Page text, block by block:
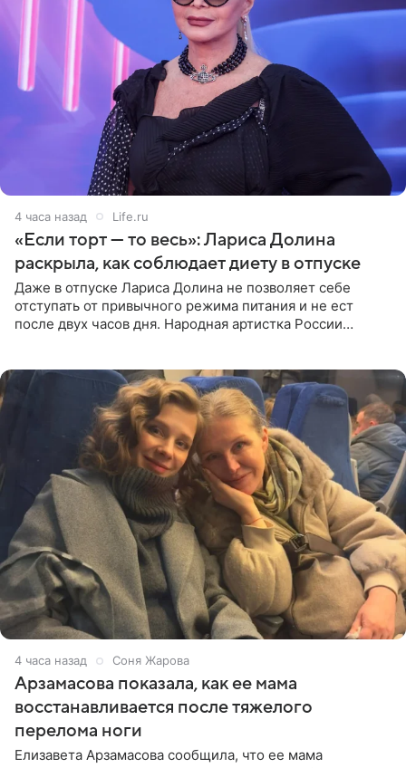
4 часа назад Life.ru
«Если торт — то весь»: Лариса Долина
раскрыла, как соблюдает диету в отпуске
Даже в отпуске Лариса Долина не позволяет себе
отступать от привычного режима питания и не ест
после двух часов дня. Народная артистка России
4 часа назад Соня Жарова
Арзамасова показала, как ее мама
восстанавливается после тяжелого
перелома ноги
Елизавета Арзамасова сообщила, что ее мама